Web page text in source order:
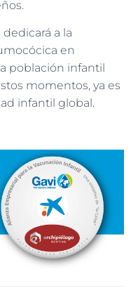
a la
en
población infantil
momentos, ya es
infantil global.